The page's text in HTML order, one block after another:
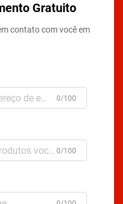
Gratuito
contato com você em
0/100
0/100